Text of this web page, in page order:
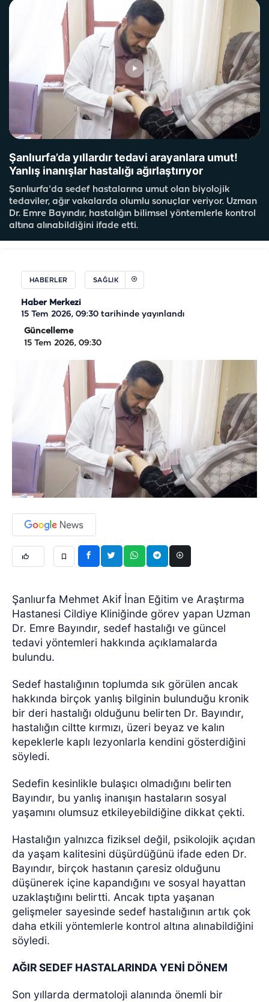
Şanlıurfa’da yıllardır tedavi arayanlara umut!
Yanlış inanışlar hastalığı ağırlaştırıyor
Şanlıurfa'da sedef hastalarına umut olan biyolojik
tedaviler, ağır vakalarda olumlu sonuçlar veriyor. Uzman
Dr. Emre Bayındır, hastalığın bilimsel yöntemlerle kontrol
altına alınabildiğini ifade etti.
HABERLER SAĞLIK
Haber Merkezi
15 Tem 2026, 09:30 tarihinde yayınlandı
Güncelleme
15 Tem 2026, 09:30
Şanlıurfa Mehmet Akif İnan Eğitim ve Araştırma
Hastanesi Cildiye Kliniğinde görev yapan Uzman
Dr. Emre Bayındır, sedef hastalığı ve güncel
tedavi yöntemleri hakkında açıklamalarda
bulundu.
Sedef hastalığının toplumda sık görülen ancak
hakkında birçok yanlış bilginin bulunduğu kronik
bir deri hastalığı olduğunu belirten Dr. Bayındır,
hastalığın ciltte kırmızı, üzeri beyaz ve kalın
kepeklerle kaplı lezyonlarla kendini gösterdiğini
söyledi.
Sedefin kesinlikle bulaşıcı olmadığını belirten
Bayındır, bu yanlış inanışın hastaların sosyal
yaşamını olumsuz etkileyebildiğine dikkat çekti.
Hastalığın yalnızca fiziksel değil, psikolojik açıdan
da yaşam kalitesini düşürdüğünü ifade eden Dr.
Bayındır, birçok hastanın çaresiz olduğunu
düşünerek içine kapandığını ve sosyal hayattan
uzaklaştığını belirtti. Ancak tıpta yaşanan
gelişmeler sayesinde sedef hastalığının artık çok
daha etkili yöntemlerle kontrol altına alınabildiğini
söyledi.
AĞIR SEDEF HASTALARINDA YENİ DÖNEM
Son yıllarda dermatoloji alanında önemli bir